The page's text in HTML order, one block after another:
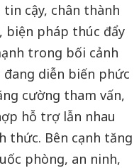
cậy, chân thành
biện pháp thúc đẩy
trong bối cảnh
diễn biến phức
cường tham vấn,
hỗ trợ lẫn nhau
thức. Bên cạnh tăng
phòng, an ninh,